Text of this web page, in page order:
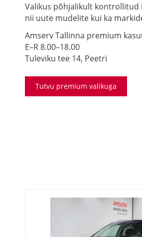
Valikus põhjalikult kontrollitud
nii uute mudelite kui ka
Amserv Tallinna premium
E–R 8.00–18.00
Tuleviku tee 14, Peetri
Tutvu premium valikuga